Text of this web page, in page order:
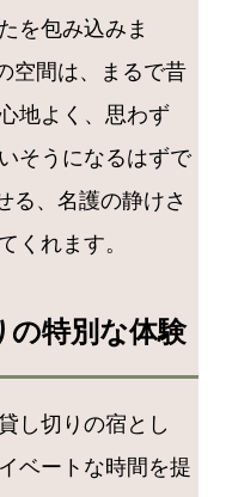
を包み込みま
空間は、まるで昔
地よく、思わず
そうになるはずで
る、名護の静けさ
くれます。
の特別な体験
し切りの宿とし
ベートな時間を提